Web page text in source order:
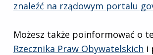
znaleźć na rządowym portalu
Możesz także poinformować o
Rzecznika Praw Obywatelskich i